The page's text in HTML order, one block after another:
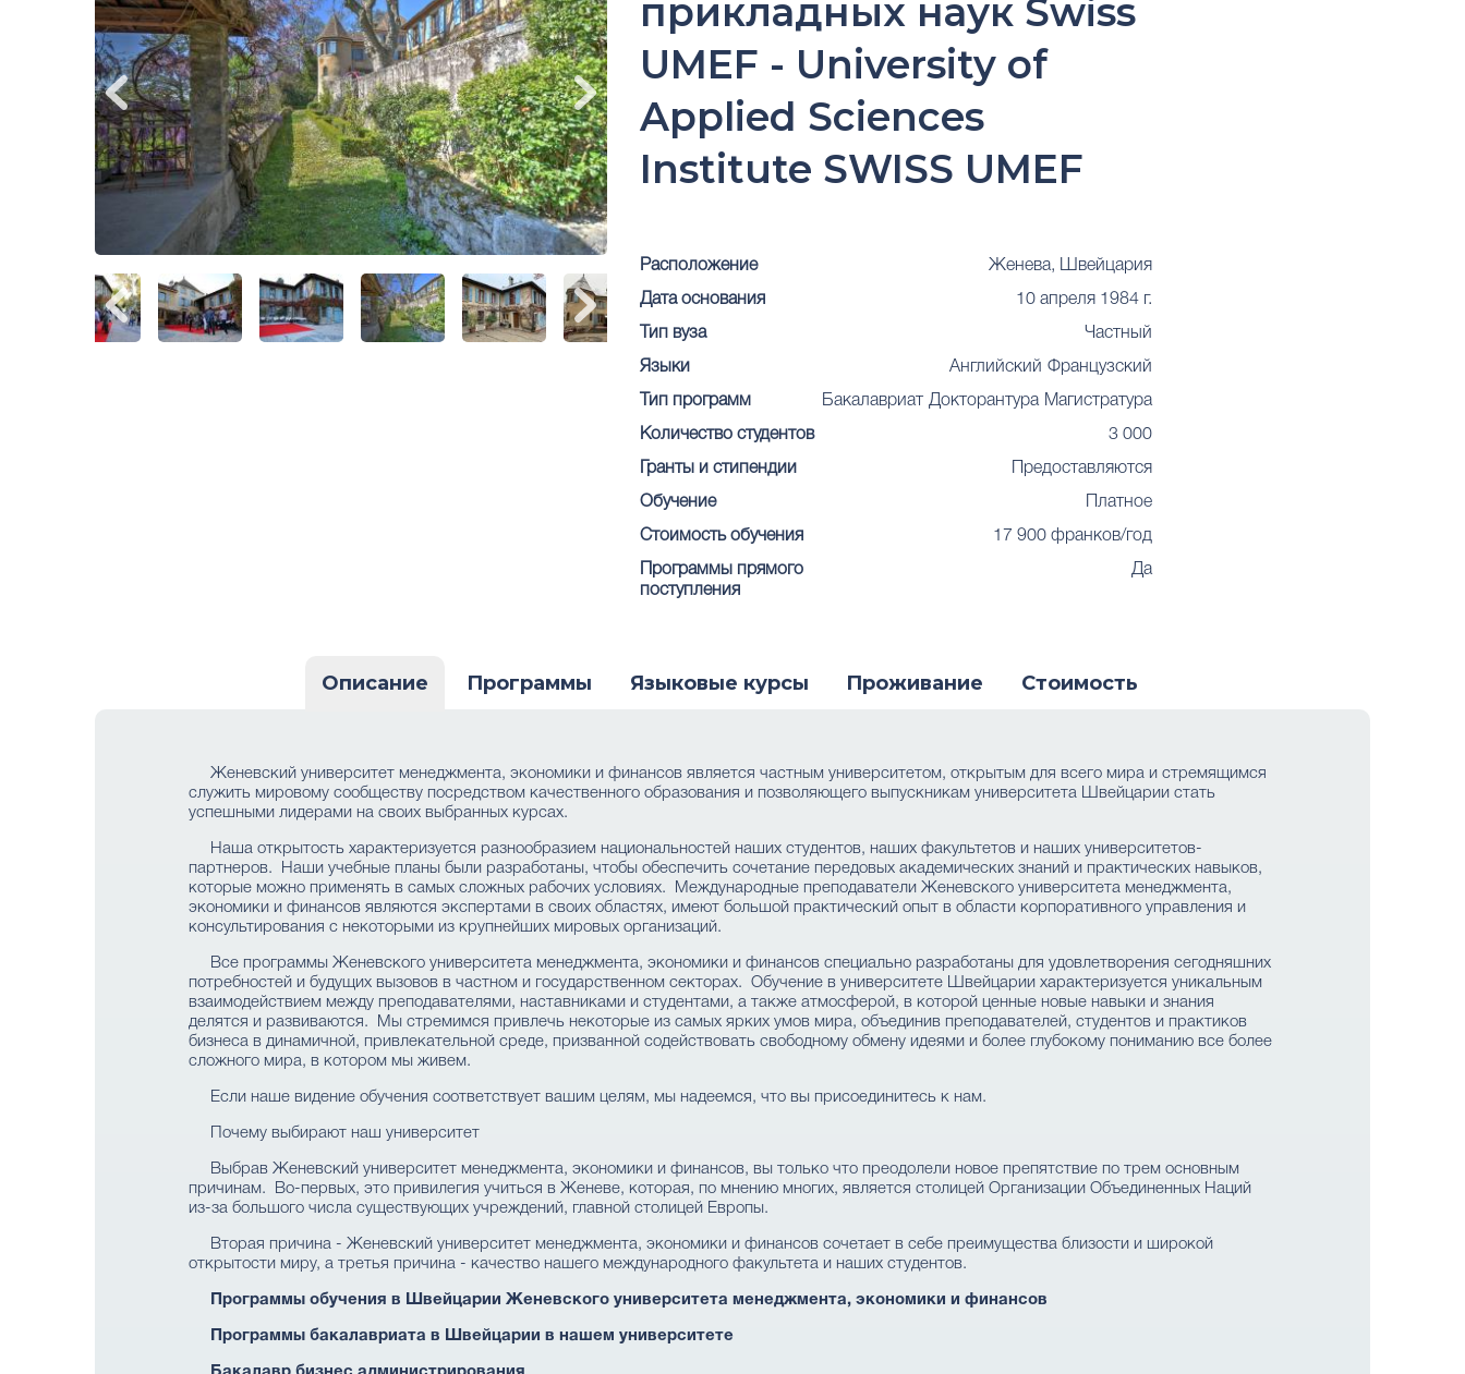
прикладных наук Swiss
UMEF - University of
Applied Sciences
Institute SWISS UMEF
Расположение Женева, Швейцария
Дата основания 10 апреля 1984 г.
Тип вуза Частный
Языки Английский Французский
Тип программ Бакалавриат Докторантура Магистратура
Количество студентов 3 000
Гранты и стипендии Предоставляются
Обучение Платное
Стоимость обучения 17 900 франков/год
Программы прямого
поступления
Да
Описание Программы Языковые курсы Проживание Стоимость
Женевский университет менеджмента, экономики и финансов является частным университетом, открытым для всего мира и стремящимся
служить мировому сообществу посредством качественного образования и позволяющего выпускникам университета Швейцарии стать
успешными лидерами на своих выбранных курсах.
Наша открытость характеризуется разнообразием национальностей наших студентов, наших факультетов и наших университетов-
партнеров. Наши учебные планы были разработаны, чтобы обеспечить сочетание передовых академических знаний и практических навыков,
которые можно применять в самых сложных рабочих условиях. Международные преподаватели Женевского университета менеджмента,
экономики и финансов являются экспертами в своих областях, имеют большой практический опыт в области корпоративного управления и
консультирования с некоторыми из крупнейших мировых организаций.
Все программы Женевского университета менеджмента, экономики и финансов специально разработаны для удовлетворения сегодняшних
потребностей и будущих вызовов в частном и государственном секторах. Обучение в университете Швейцарии характеризуется уникальным
взаимодействием между преподавателями, наставниками и студентами, а также атмосферой, в которой ценные новые навыки и знания
делятся и развиваются. Мы стремимся привлечь некоторые из самых ярких умов мира, объединив преподавателей, студентов и практиков
бизнеса в динамичной, привлекательной среде, призванной содействовать свободному обмену идеями и более глубокому пониманию все более
сложного мира, в котором мы живем.
Если наше видение обучения соответствует вашим целям, мы надеемся, что вы присоединитесь к нам.
Почему выбирают наш университет
Выбрав Женевский университет менеджмента, экономики и финансов, вы только что преодолели новое препятствие по трем основным
причинам. Во-первых, это привилегия учиться в Женеве, которая, по мнению многих, является столицей Организации Объединенных Наций
из-за большого числа существующих учреждений, главной столицей Европы.
Вторая причина - Женевский университет менеджмента, экономики и финансов сочетает в себе преимущества близости и широкой
открытости миру, а третья причина - качество нашего международного факультета и наших студентов.
Программы обучения в Швейцарии Женевского университета менеджмента, экономики и финансов
Программы бакалавриата в Швейцарии в нашем университете